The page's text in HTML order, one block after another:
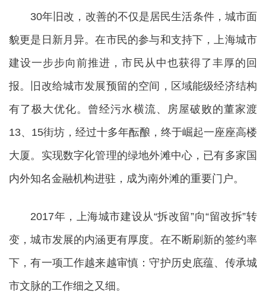
30年旧改，改善的不仅是居民生活条件，城市面
貌更是日新月异。在市民的参与和支持下，上海城市
建设一步步向前推进，市民从中也获得了丰厚的回
报。旧改给城市发展预留的空间，区域能级经济结构
有了极大优化。曾经污水横流、房屋破败的董家渡
13、15街坊，经过十多年酝酿，终于崛起一座座高楼
大厦。实现数字化管理的绿地外滩中心，已有多家国
内外知名金融机构进驻，成为南外滩的重要门户。
2017年，上海城市建设从“拆改留”向“留改拆”转
变，城市发展的内涵更有厚度。在不断刷新的签约率
下，有一项工作越来越审慎：守护历史底蕴、传承城
市文脉的工作细之又细。